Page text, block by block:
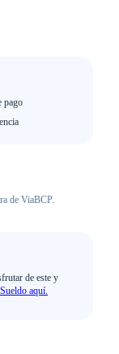
pago
de ViaBCP.
de este y
aquí.